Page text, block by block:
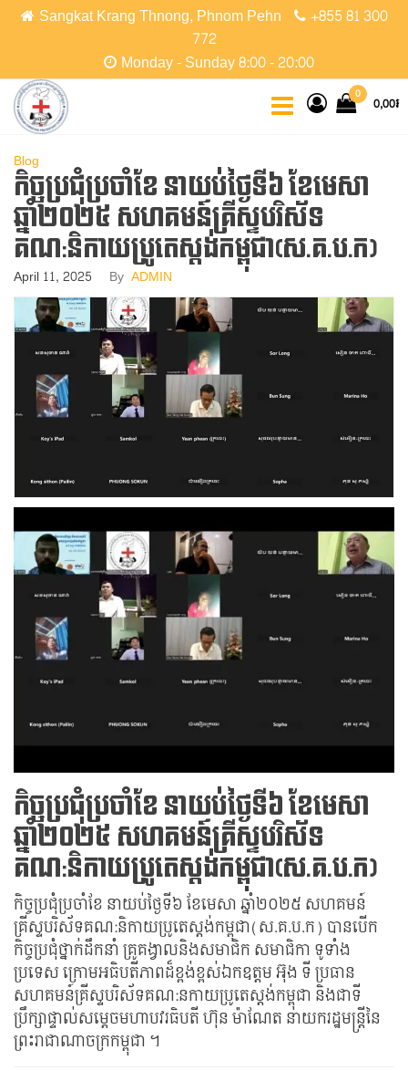
Skip
content
Sangkat Krang Thnong, Phnom Pehn
+855 81 300
772
Monday - Sunday 8:00 - 20:00
0 0,00៛
CCPC
Blog
កិច្ចប្រជុំប្រចាំខែ​ នាយប់ថ្ងៃទី៦​ ខែមេសា​
ឆ្នាំ២០២៥​ សហគមន៍គ្រីស្ទបរិស័ទ
គណ:និកាយប្រូតេស្តង់កម្ពុជា​(ស.គ.ប.ក​)
April 11, 2025 By ADMIN
កិច្ចប្រជុំប្រចាំខែ​ នាយប់ថ្ងៃទី៦​ ខែមេសា​
ឆ្នាំ២០២៥​ សហគមន៍គ្រីស្ទបរិស័ទ
គណ:និកាយប្រូតេស្តង់កម្ពុជា​(ស.គ.ប.ក​)
កិច្ចប្រជុំប្រចាំខែ​ នាយប់ថ្ងៃទី៦​ ខែមេសា​ ឆ្នាំ២០២៥​ សហគមន៍
គ្រីស្ទបរិស័ទគណ:និកាយប្រូតេស្តង់កម្ពុជា​(ស.គ.ប.ក​) បានបេីក
កិច្ចប្រជុំថ្នាក់ដឹកនាំ​ គ្រូគង្វាលនិងសមាជិក​ សមាជិកា​ ទូទាំង
ប្រទេស​ ក្រោមអធិបតីភាពដ៏ខ្ពង់ខ្ពស់​ឯកឧត្តម​ អ៊ុង​ ទី​ ប្រធាន​
សហគមន៍គ្រីស្ទបរិស័ទគណ:នកាយប្រូតេស្តង់កម្ពុជា​ និងជាទី
ប្រឹក្សាផ្ទាល់សម្តេចមហាបវរធិបតី​ ហ៊ុន​ ម៉ាណែត​ នាយករដ្ឋមន្ត្រី​នៃ
ព្រះរាជាណាចក្រកម្ពុជា​ ។